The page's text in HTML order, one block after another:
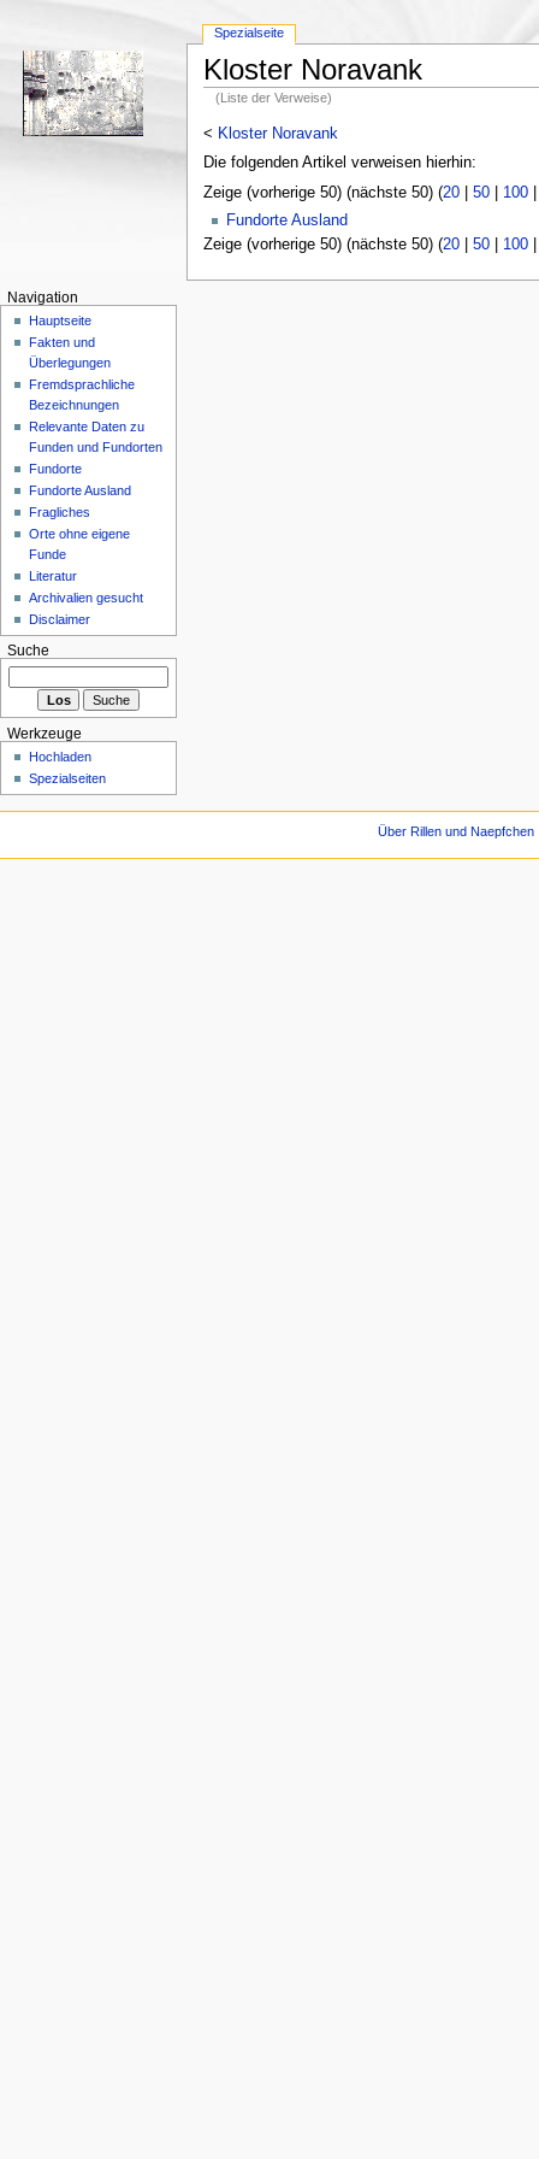
Kloster Noravank
(Liste der Verweise)
< Kloster Noravank
Die folgenden Artikel verweisen hierhin:
Zeige (vorherige 50) (nächste 50) (20| 50| 100
Fundorte Ausland
Zeige (vorherige 50) (nächste 50) (20| 50| 100
Spezialseite
Navigation
Hauptseite
Fakten und
Überlegungen
Fremdsprachliche
Bezeichnungen
Relevante Daten zu
Funden und Fundorten
Fundorte
Fundorte Ausland
Fragliches
Orte ohne eigene
Funde
Literatur
Archivalien gesucht
Disclaimer
Suche
Werkzeuge
Hochladen
Spezialseiten
Über Rillen und Naepfchen